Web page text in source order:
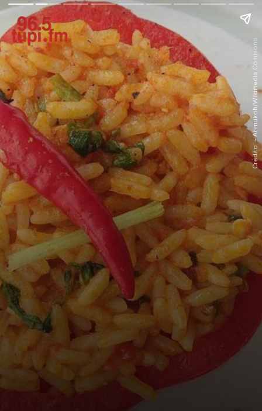
Crédito: - Atimukoh/Wikimédia Commons